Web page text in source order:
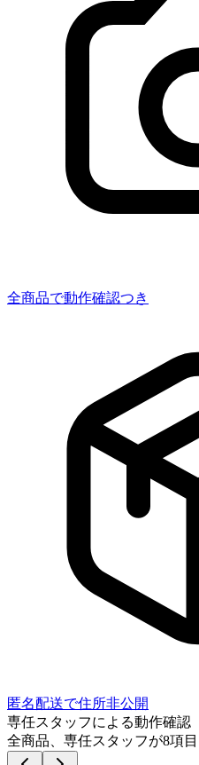
全商品で動作確認つき
匿名配送で住所非公開
専任スタッフによる動作確認
全商品、専任スタッフが8項